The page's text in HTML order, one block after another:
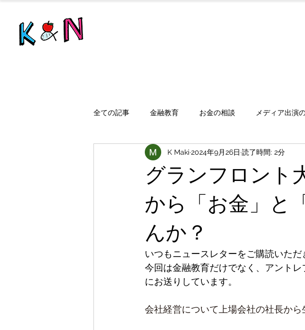
全ての記事 金融教育 お金の相談 メディア出演
グランフロント
から「お金」と
んか？
K Maki 2024年9月26日 読了時間: 2分
いつもニュースレターをご購読いただ
今回は金融教育だけでなく、アント
にお送りしています。
会社経営について上場会社の社長か